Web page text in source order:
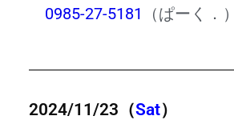
0985-27-5181
（ぱーく．）
2024/11/23（Sat）